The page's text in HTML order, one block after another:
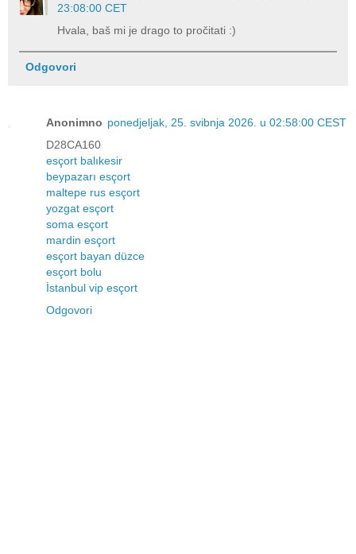
23:08:00 CET
Hvala, baš mi je drago to pročitati :)
Odgovori
Anonimno ponedjeljak, 25. svibnja 2026. u 02:58:00 CEST
D28CA160
esçort balıkesir
beypazarı esçort
maltepe rus esçort
yozgat esçort
soma esçort
mardin esçort
esçort bayan düzce
esçort bolu
İstanbul vip esçort
Odgovori